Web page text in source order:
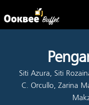
Siti Azura, Siti
C. Orcullo, Zarina